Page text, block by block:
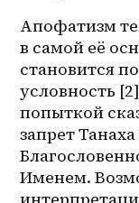
Апофатизм
в самой её
становится
условность
попыткой
запрет
Именем.